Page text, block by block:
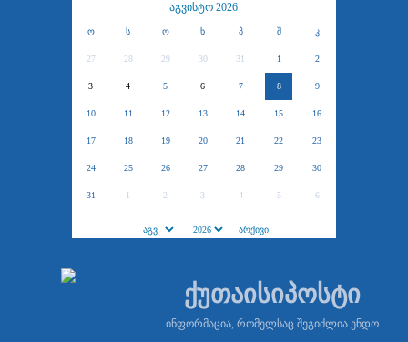
აგვისტო 2026
ო ს ო ხ პ შ კ
27 28 29 30 31 1 2
3 4 5 6 7 8 9
10 11 12 13 14 15 16
17 18 19 20 21 22 23
24 25 26 27 28 29 30
31 1 2 3 4 5 6
ქუთაისიპოსტი
ინფორმაცია, რომელსაც შეგიძლია ენდო